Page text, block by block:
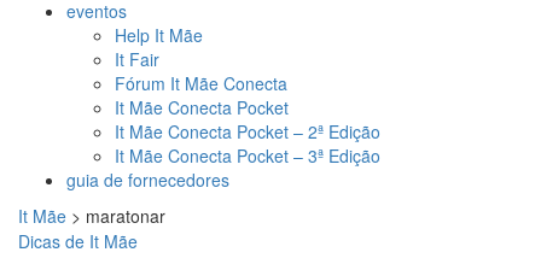
eventos
Help It Mãe
It Fair
Fórum It Mãe Conecta
It Mãe Conecta Pocket
It Mãe Conecta Pocket – 2ª Edição
It Mãe Conecta Pocket – 3ª Edição
guia de fornecedores
It Mãe > maratonar
Dicas de It Mãe